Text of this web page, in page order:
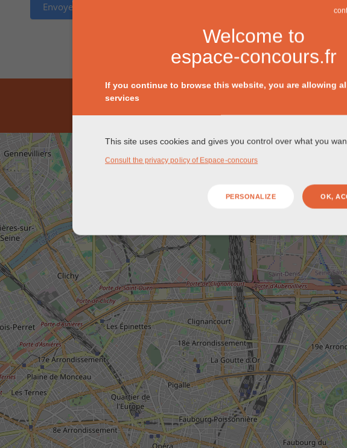
Envoyer
Welcome to
espace-concours.fr
If you continue to browse this website, you are allowing
services
This site uses cookies and gives you control over what you
Consult the privacy policy of Espace-concours
PERSONALIZE OK,